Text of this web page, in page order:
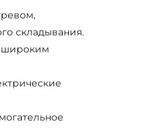
складывания.
широким